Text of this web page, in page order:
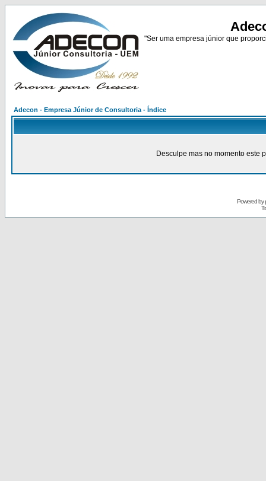
"Ser uma empresa júnior que
Adecon - Empresa Júnior de Consultoria - Índice
Desculpe mas no momento este
Powered by